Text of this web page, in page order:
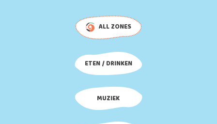
ALL ZONES
ETEN / DRINKEN
MUZIEK